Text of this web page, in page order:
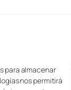
para almacenar
nos permitirá